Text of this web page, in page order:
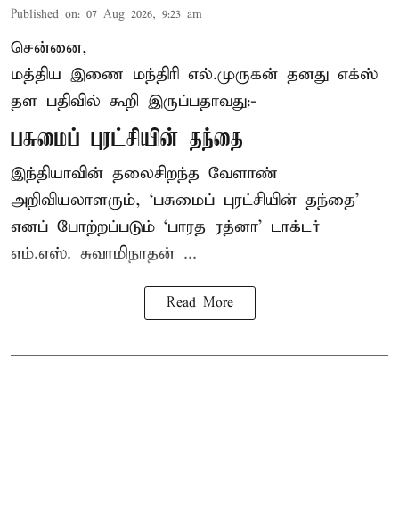
Published on: 07 Aug 2026, 9:23 am
சென்னை,
மத்திய இணை மந்திரி எல்.முருகன் தனது எக்ஸ்
தள பதிவில் கூறி இருப்பதாவது:-
பசுமைப் புரட்சியின் தந்தை
இந்தியாவின் தலைசிறந்த வேளாண்
அறிவியலாளரும், ‘பசுமைப் புரட்சியின் தந்தை’
எனப் போற்றப்படும் ‘பாரத ரத்னா’ டாக்டர்
எம்.எஸ். சுவாமிநாதன் ...
Read More